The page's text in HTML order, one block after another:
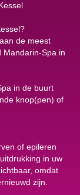
de meest
Mandarin-Spa in
in de buurt
knop(pen) of
of epileren
in uw
omdat
zijn.